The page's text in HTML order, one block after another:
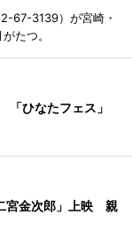
67-3139）が宮崎・
たつ。
ひなたフェス」
宮金次郎」上映 親